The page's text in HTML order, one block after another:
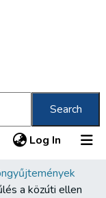
Search
Log In (current)
a közúti ellen